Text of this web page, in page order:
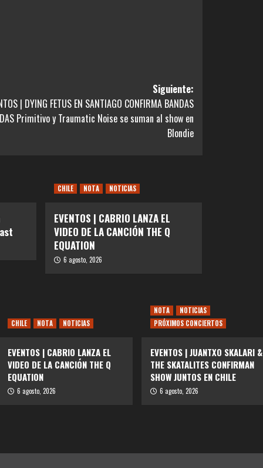
Siguiente:
| DYING FETUS EN SANTIAGO CONFIRMA BANDAS
Primitivo y Traumatic Noise se suman al show en
Blondie
CHILE NOTA NOTICIAS
EVENTOS | CABRIO LANZA EL
VIDEO DE LA CANCIÓN THE Q
EQUATION
6 agosto, 2026
CHILE NOTA NOTICIAS
EVENTOS | CABRIO LANZA EL
VIDEO DE LA CANCIÓN THE Q
EQUATION
6 agosto, 2026
NOTA
NOTICIAS
PRÓXIMOS CONCIERTOS
EVENTOS | JUANTXO SKALARI &
THE SKATALITES CONFIRMAN
SHOW JUNTOS EN CHILE
6 agosto, 2026